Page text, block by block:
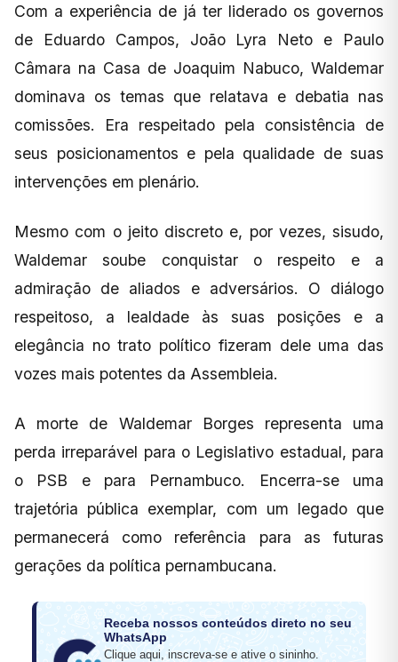
Com a experiência de já ter liderado os governos
de Eduardo Campos, João Lyra Neto e Paulo
Câmara na Casa de Joaquim Nabuco, Waldemar
dominava os temas que relatava e debatia nas
comissões. Era respeitado pela consistência de
seus posicionamentos e pela qualidade de suas
intervenções em plenário.
Mesmo com o jeito discreto e, por vezes, sisudo,
Waldemar soube conquistar o respeito e a
admiração de aliados e adversários. O diálogo
respeitoso, a lealdade às suas posições e a
elegância no trato político fizeram dele uma das
vozes mais potentes da Assembleia.
A morte de Waldemar Borges representa uma
perda irreparável para o Legislativo estadual, para
o PSB e para Pernambuco. Encerra-se uma
trajetória pública exemplar, com um legado que
permanecerá como referência para as futuras
gerações da política pernambucana.
Receba nossos conteúdos direto no seu
WhatsApp
Clique aqui, inscreva-se e ative o sininho.